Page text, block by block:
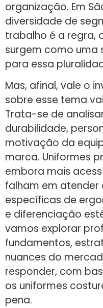
organização. Em
diversidade de
trabalho é a regra,
surgem como uma
para essa
Mas, afinal, vale o
sobre esse tema
Trata-se de
durabilidade,
motivação da
marca. Uniformes
embora mais
falham em atender
específicas de
e diferenciação
vamos explorar
fundamentos,
nuances do
responder, com
os uniformes
pena.